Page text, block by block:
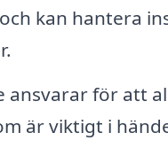
kan hantera
ansvarar för att
är viktigt i